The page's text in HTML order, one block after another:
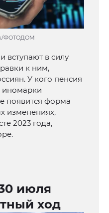
ФОТОДОМ
вступают в силу
к ним,
У кого пенсия
иномарки
появится форма
изменениях,
2023 года,
июля
ход